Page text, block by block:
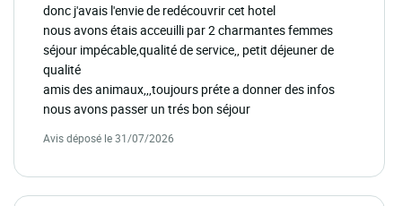
donc j'avais l'envie de redécouvrir cet hotel
nous avons étais acceuilli par 2 charmantes femmes
séjour impécable,qualité de service,, petit déjeuner de
qualité
amis des animaux,,,toujours préte a donner des infos
nous avons passer un trés bon séjour
Avis déposé le 31/07/2026